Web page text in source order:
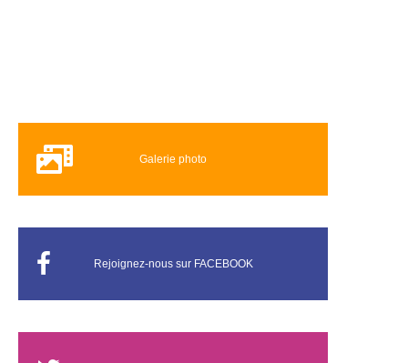
Galerie photo
Rejoignez-nous sur FACEBOOK